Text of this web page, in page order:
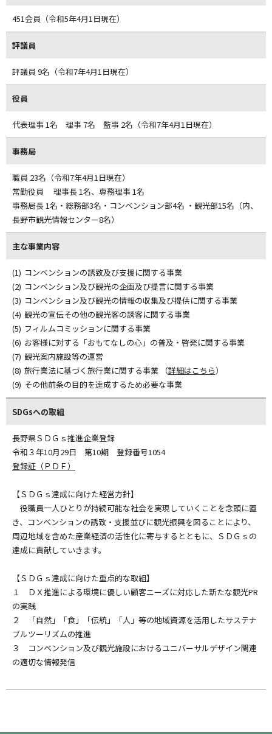
451会員（令和5年4月1日現在）
評議員
評議員 9名（令和7年4月1日現在）
役員
代表理事 1名 理事 7名 監事 2名（令和7年4月1日現在）
事務局
職員 23名（令和7年4月1日現在）
常勤役員 理事長 1名、専務理事 1名
事務局長 1名・総務部3名・コンベンション部4名 ・観光部15名（内、
長野市観光情報センター8名）
主な事業内容
コンベンションの誘致及び支援に関する事業
コンベンション及び観光の企画及び提言に関する事業
コンベンション及び観光の情報の収集及び提供に関する事業
観光の宣伝その他の観光客の誘客に関する事業
フィルムコミッションに関する事業
お客様に対する「おもてなしの心」の普及・啓発に関する事業
観光案内施設等の運営
旅行業法に基づく旅行業に関する事業
（詳細はこちら）
その他前条の目的を達成するため必要な事業
SDGsへの取組
長野県ＳＤＧｓ推進企業登録
令和３年10月29日 第10期 登録番号1054
登録証（ＰＤＦ）
【ＳＤＧｓ達成に向けた経営方針】
役職員一人ひとりが持続可能な社会を実現していくことを念頭に置
き、コンベンションの誘致・支援並びに観光振興を図ることにより、
周辺地域を含めた産業経済の活性化に寄与するとともに、ＳＤＧｓの
達成に貢献していきます。
【ＳＤＧｓ達成に向けた重点的な取組】
１ ＤＸ推進による環境に優しい顧客ニーズに対応した新たな観光PR
の実践
２ 「自然」「食」「伝統」「人」等の地域資源を活用したサステナ
ブルツーリズムの推進
３ コンベンション及び観光施設におけるユニバーサルデザイン関連
の適切な情報発信